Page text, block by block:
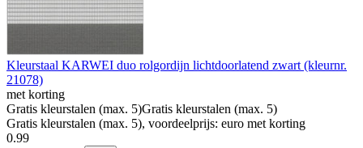
Kleurstaal KARWEI duo rolgordijn lichtdoorlatend zwart (kleurnr.
21078)
met korting
Gratis kleurstalen (max. 5)Gratis kleurstalen (max. 5)
Gratis kleurstalen (max. 5), voordeelprijs: euro met korting
0.99